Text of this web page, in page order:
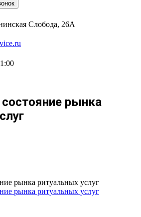
Слобода, 26А
рынка
рынка ритуальных услуг